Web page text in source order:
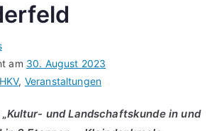
am 30. August 2023
HKV, Veranstaltungen
Kultur- und Landschaftskunde in und